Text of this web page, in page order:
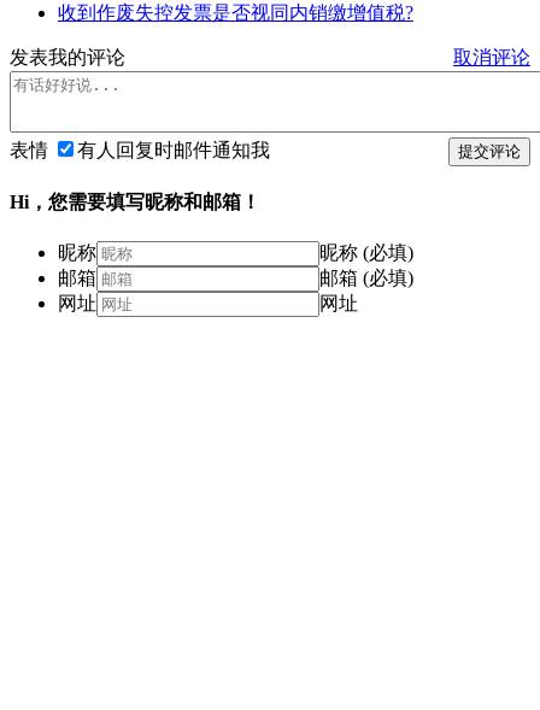
收到作废失控发票是否视同内销缴增值税?
发表我的评论 取消评论
提交评论
表情 有人回复时邮件通知我
Hi，您需要填写昵称和邮箱！
昵称
昵称 (必填)
邮箱
邮箱 (必填)
网址
网址